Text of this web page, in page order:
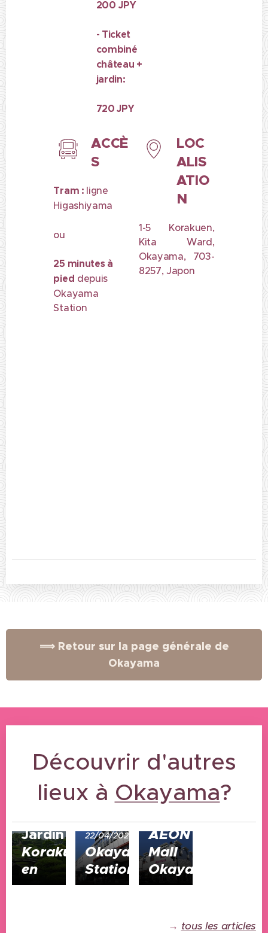
200 JPY
- Ticket
combiné
château +
jardin:
720 JPY
ACCÈ
S
Tram : ligne
Higashiyama
ou
25 minutes à
pied depuis
Okayama
Station
LOC
ALIS
ATIO
N
1-5 Korakuen,
Kita Ward,
Okayama, 703-
8257, Japon
⟹ Retour sur la page générale de
Okayama
Découvrir d'autres
lieux à Okayama?
Jardin
Koraku-
en
22/04/2024
Okayama
Station
AEON
Mall
Okayama
→ tous les articles